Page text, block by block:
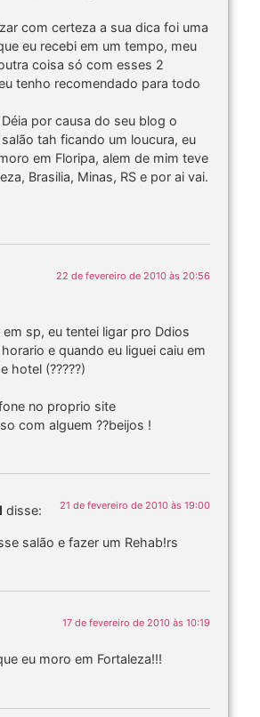
com certeza a sua dica foi uma
eu recebi em um tempo, meu
coisa só com esses 2
tenho recomendado para todo
por causa do seu blog o
tah ficando um loucura, eu
em Floripa, alem de mim teve
Brasilia, Minas, RS e por ai vai.
22 de fevereiro de 2010 às 20:56
sp, eu tentei ligar pro Ddios
e quando eu liguei caiu em
hotel (?????)
no proprio site
com alguem ??beijos !
disse: 21 de fevereiro de 2010 às 19:00
salão e fazer um Rehab!rs
17 de fevereiro de 2010 às 10:19
eu moro em Fortaleza!!!